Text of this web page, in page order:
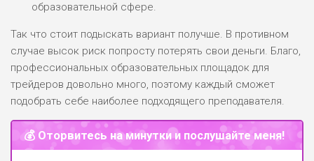
образовательной сфере.
Так что стоит подыскать вариант получше. В противном
случае высок риск попросту потерять свои деньги. Благо,
профессиональных образовательных площадок для
трейдеров довольно много, поэтому каждый сможет
подобрать себе наиболее подходящего преподавателя.
💰 Оторвитесь на минутки и послушайте меня!